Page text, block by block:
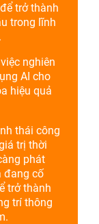
trở thành
trong lĩnh
nghiên
AI cho
hiệu quả
thái công
trị thời
phát
đang cố
trở thành
trí thông